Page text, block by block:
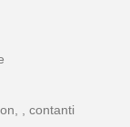
, contanti